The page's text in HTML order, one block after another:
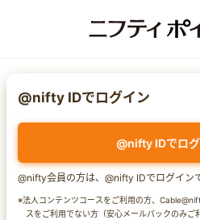
@nifty IDでログイン
@nifty IDでロ
@nifty会員の方は、@nifty IDでログイン
※法人コンテンツコースをご利用の方、
スをご利用でない方（安心メールパックのみご